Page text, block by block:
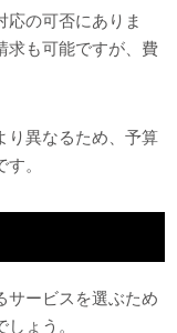
応の可否にありま
求も可能ですが、費
り異なるため、予算
。
サービスを選ぶため
ょう。